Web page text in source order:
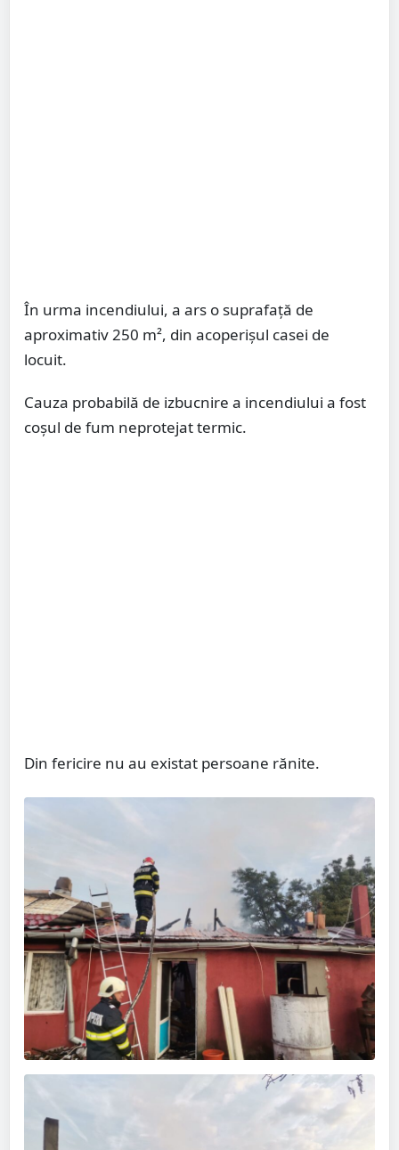
În urma incendiului, a ars o suprafață de
aproximativ 250 m², din acoperișul casei de
locuit.
Cauza probabilă de izbucnire a incendiului a fost
coșul de fum neprotejat termic.
Din fericire nu au existat persoane rănite.